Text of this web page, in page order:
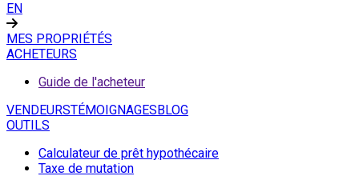
EN
MES PROPRIÉTÉS
ACHETEURS
Guide de l'acheteur
VENDEURSTÉMOIGNAGESBLOG
OUTILS
Calculateur de prêt hypothécaire
Taxe de mutation